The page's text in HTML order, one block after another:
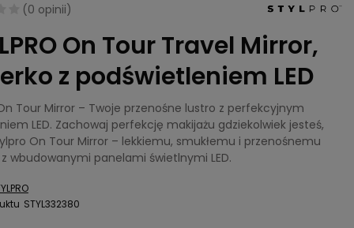
(0 opinii)
On Tour Travel Mirror,
z podświetleniem LED
Tour Mirror – Twoje przenośne lustro z perfekcyjnym
LED. Zachowaj perfekcję makijażu gdziekolwiek jesteś,
On Tour Mirror – lekkiemu, smukłemu i przenośnemu
wbudowanymi panelami świetlnymi LED.
STYL332380